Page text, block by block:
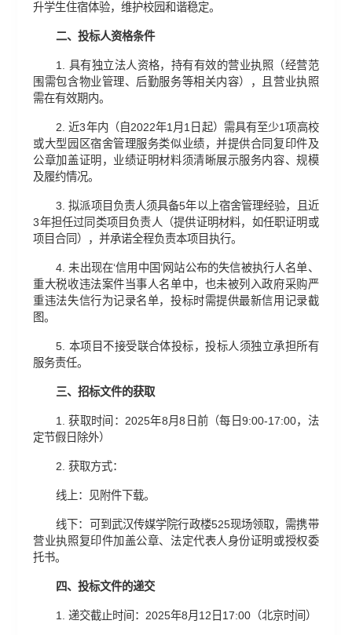
升学生住宿体验，维护校园和谐稳定。
二、投标人资格条件
1. 具有独立法人资格，持有有效的营业执照（经营范
围需包含物业管理、后勤服务等相关内容），且营业执照
需在有效期内。
2. 近3年内（自2022年1月1日起）需具有至少1项高校
或大型园区宿舍管理服务类似业绩，并提供合同复印件及
公章加盖证明，业绩证明材料须清晰展示服务内容、规模
及履约情况。
3. 拟派项目负责人须具备5年以上宿舍管理经验，且近
3年担任过同类项目负责人（提供证明材料，如任职证明或
项目合同），并承诺全程负责本项目执行。
4. 未出现在‘信用中国’网站公布的失信被执行人名单、
重大税收违法案件当事人名单中，也未被列入政府采购严
重违法失信行为记录名单，投标时需提供最新信用记录截
图。
5. 本项目不接受联合体投标，投标人须独立承担所有
服务责任。
三、招标文件的获取
1. 获取时间：2025年8月8日前（每日9:00-17:00，法
定节假日除外）
2. 获取方式：
线上：见附件下载。
线下：可到武汉传媒学院行政楼525现场领取，需携带
营业执照复印件加盖公章、法定代表人身份证明或授权委
托书。
四、投标文件的递交
1. 递交截止时间：2025年8月12日17:00（北京时间）